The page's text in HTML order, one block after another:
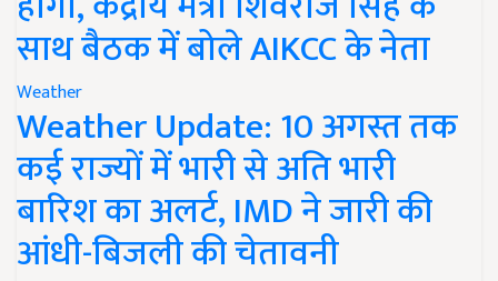
साथ बैठक में बोले AIKCC के नेता
Weather
Weather Update: 10 अगस्त तक
कई राज्यों में भारी से अति भारी
बारिश का अलर्ट, IMD ने जारी की
आंधी-बिजली की चेतावनी